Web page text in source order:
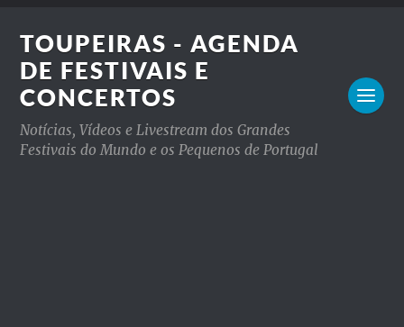
TOUPEIRAS - AGENDA
DE FESTIVAIS E
CONCERTOS
Notícias, Vídeos e Livestream dos Grandes
Festivais do Mundo e os Pequenos de Portugal